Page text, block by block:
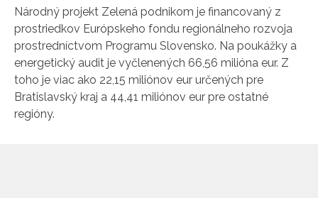
Národný projekt Zelená podnikom je financovaný z
prostriedkov Európskeho fondu regionálneho rozvoja
prostredníctvom Programu Slovensko. Na poukážky a
energetický audit je vyčlenených 66,56 milióna eur. Z
toho je viac ako 22,15 miliónov eur určených pre
Bratislavský kraj a 44,41 miliónov eur pre ostatné
regióny.